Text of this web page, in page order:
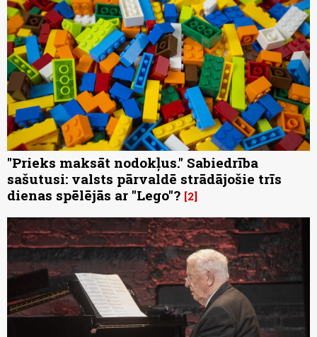
"Prieks maksāt nodokļus." Sabiedrība
sašutusi: valsts pārvaldē strādājošie trīs
dienas spēlējās ar "Lego"? 2